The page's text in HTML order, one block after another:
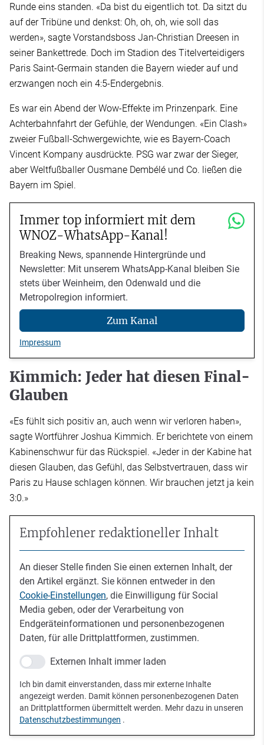
Runde eins standen. «Da bist du eigentlich tot. Da sitzt du
auf der Tribüne und denkst: Oh, oh, oh, wie soll das
werden», sagte Vorstandsboss Jan-Christian Dreesen in
seiner Bankettrede. Doch im Stadion des Titelverteidigers
Paris Saint-Germain standen die Bayern wieder auf und
erzwangen noch ein 4:5-Endergebnis.
Es war ein Abend der Wow-Effekte im Prinzenpark. Eine
Achterbahnfahrt der Gefühle, der Wendungen. «Ein Clash»
zweier Fußball-Schwergewichte, wie es Bayern-Coach
Vincent Kompany ausdrückte. PSG war zwar der Sieger,
aber Weltfußballer Ousmane Dembélé und Co. ließen die
Bayern im Spiel.
Immer top informiert mit dem
WNOZ-WhatsApp-Kanal!
Breaking News, spannende Hintergründe und
Newsletter: Mit unserem WhatsApp-Kanal bleiben Sie
stets über Weinheim, den Odenwald und die
Metropolregion informiert.
Zum Kanal
Impressum
Kimmich: Jeder hat diesen Final-
Glauben
«Es fühlt sich positiv an, auch wenn wir verloren haben»,
sagte Wortführer Joshua Kimmich. Er berichtete von einem
Kabinenschwur für das Rückspiel. «Jeder in der Kabine hat
diesen Glauben, das Gefühl, das Selbstvertrauen, dass wir
Paris zu Hause schlagen können. Wir brauchen jetzt ja kein
3:0.»
Empfohlener redaktioneller Inhalt
An dieser Stelle finden Sie einen externen Inhalt, der
den Artikel ergänzt. Sie können entweder in den
Cookie-Einstellungen, die Einwilligung für Social
Media geben, oder der Verarbeitung von
Endgeräteinformationen und personenbezogenen
Daten, für alle Drittplattformen, zustimmen.
Externen Inhalt immer laden
Ich bin damit einverstanden, dass mir externe Inhalte
angezeigt werden. Damit können personenbezogenen Daten
an Drittplattformen übermittelt werden. Mehr dazu in unseren
Datenschutzbestimmungen .